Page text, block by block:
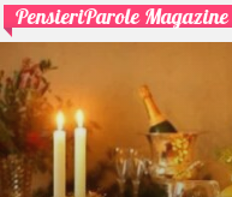
PensieriParole Magazine